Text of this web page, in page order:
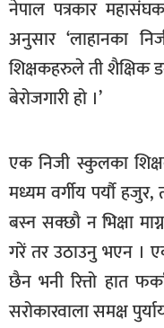
शिक्षा
विचार
स्वास्थ्य
नेपाल पत्रकार
अनुसार ‘लाहानका
शिक्षकहरुले ती शैक्षिक
बेरोजगारी हो ।’
एक निजी स्कुलका
मध्यम वर्गीय पर्यौ
बस्न सक्छौ न भिक्षा
गरें तर उठाउनु भएन ।
छैन भनी रित्तो हात
सरोकारवाला समक्ष